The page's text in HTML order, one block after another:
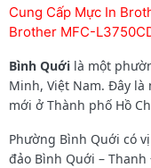
Cung Cấp Mực In
Brother MFC-
Bình Quới là một
Minh, Việt Nam. Đây
mới ở Thành phố Hồ
Phường Bình Quới có
đảo Bình Quới –